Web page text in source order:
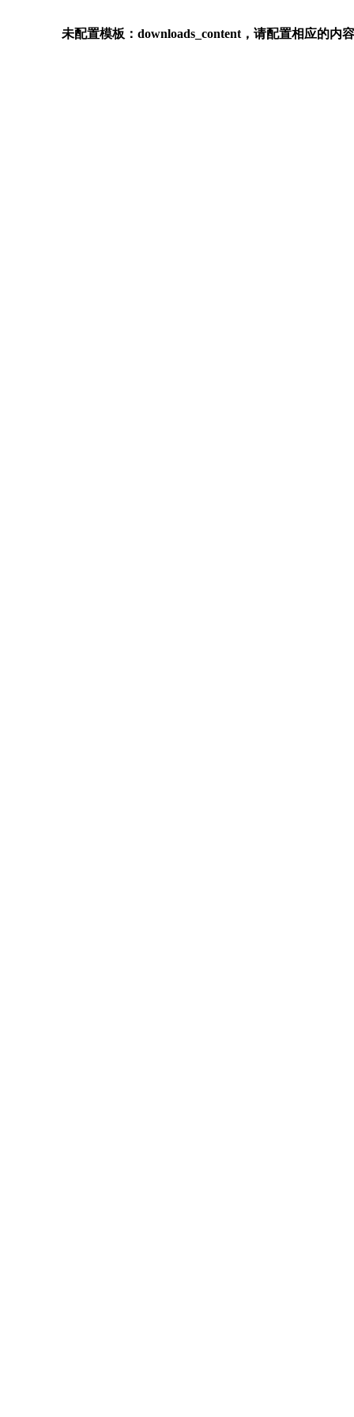
未配置模板：downloads_content，请配置相应的内